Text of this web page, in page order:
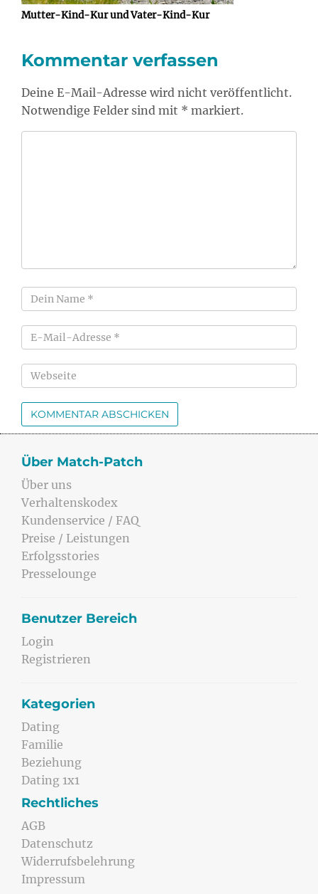
Mutter-Kind-Kur und Vater-Kind-Kur
Kommentar verfassen
Deine E-Mail-Adresse wird nicht veröffentlicht.
Notwendige Felder sind mit * markiert.
Über Match-Patch
Über uns
Verhaltenskodex
Kundenservice / FAQ
Preise / Leistungen
Erfolgsstories
Presselounge
Benutzer Bereich
Login
Registrieren
Kategorien
Dating
Familie
Beziehung
Dating 1x1
Rechtliches
AGB
Datenschutz
Widerrufsbelehrung
Impressum